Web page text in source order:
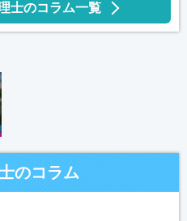
士のコラム一覧
のコラム